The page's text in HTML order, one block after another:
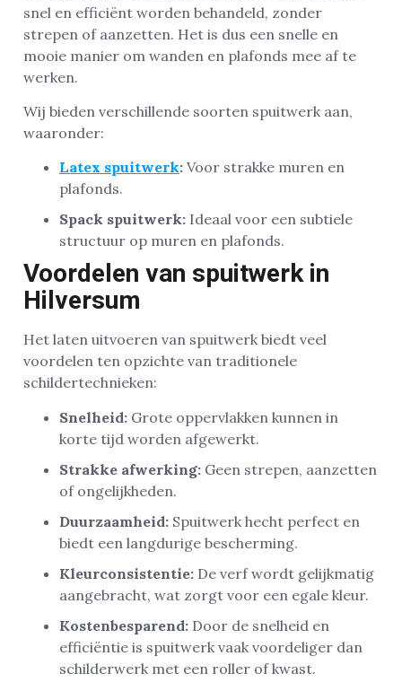
snel en efficiënt worden behandeld, zonder
strepen of aanzetten. Het is dus een snelle en
mooie manier om wanden en plafonds mee af te
werken.
Wij bieden verschillende soorten spuitwerk aan,
waaronder:
Latex spuitwerk: Voor strakke muren en
plafonds.
Spack spuitwerk: Ideaal voor een subtiele
structuur op muren en plafonds.
Voordelen van spuitwerk in
Hilversum
Het laten uitvoeren van spuitwerk biedt veel
voordelen ten opzichte van traditionele
schildertechnieken:
Snelheid: Grote oppervlakken kunnen in
korte tijd worden afgewerkt.
Strakke afwerking: Geen strepen, aanzetten
of ongelijkheden.
Duurzaamheid: Spuitwerk hecht perfect en
biedt een langdurige bescherming.
Kleurconsistentie: De verf wordt gelijkmatig
aangebracht, wat zorgt voor een egale kleur.
Kostenbesparend: Door de snelheid en
efficiëntie is spuitwerk vaak voordeliger dan
schilderwerk met een roller of kwast.